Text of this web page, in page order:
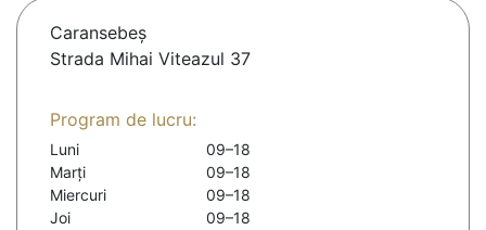
Caransebeş
Strada Mihai Viteazul 37
Program de lucru:
Luni
09–18
Marți
09–18
Miercuri
09–18
Joi
09–18